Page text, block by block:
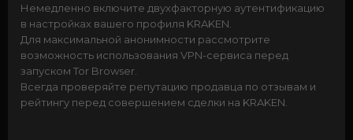
Немедленно включите двухфакторную аутентификацию
в настройках вашего профиля KRAKEN.
Для максимальной анонимности рассмотрите
возможность использования VPN-сервиса перед
запуском Tor Browser.
Всегда проверяйте репутацию продавца по отзывам и
рейтингу перед совершением сделки на KRAKEN.